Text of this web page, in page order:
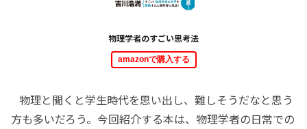
物理学者のすごい思考法
amazonで購入する
物理と聞くと学生時代を思い出し、難しそうだなと思う
方も多いだろう。今回紹介する本は、物理学者の日常での